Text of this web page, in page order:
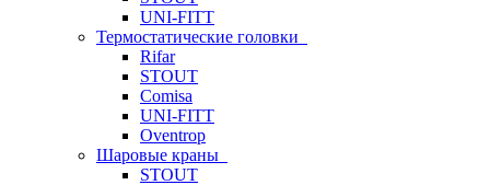
UNI-FITT
Термостатические головки
Rifar
STOUT
Comisa
UNI-FITT
Oventrop
Шаровые краны
STOUT